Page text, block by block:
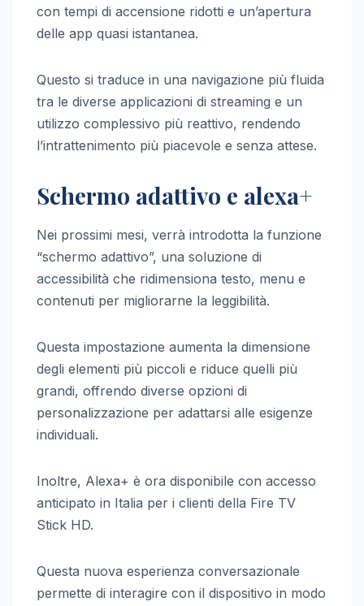
con tempi di accensione ridotti e un’apertura
delle app quasi istantanea.
Questo si traduce in una navigazione più fluida
tra le diverse applicazioni di streaming e un
utilizzo complessivo più reattivo, rendendo
l’intrattenimento più piacevole e senza attese.
Schermo adattivo e alexa+
Nei prossimi mesi, verrà introdotta la funzione
“schermo adattivo”, una soluzione di
accessibilità che ridimensiona testo, menu e
contenuti per migliorarne la leggibilità.
Questa impostazione aumenta la dimensione
degli elementi più piccoli e riduce quelli più
grandi, offrendo diverse opzioni di
personalizzazione per adattarsi alle esigenze
individuali.
Inoltre, Alexa+ è ora disponibile con accesso
anticipato in Italia per i clienti della Fire TV
Stick HD.
Questa nuova esperienza conversazionale
permette di interagire con il dispositivo in modo